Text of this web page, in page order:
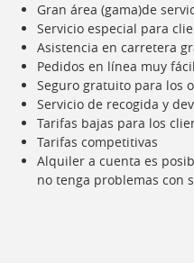
Gran área (gama)de
Servicio especial para
Asistencia en carretera
Pedidos en línea muy fácil
Seguro gratuito para los
Servicio de recogida y
Tarifas bajas para los
Tarifas competitivas
Alquiler a cuenta es
no tenga problemas con